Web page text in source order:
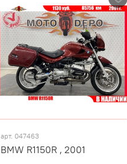
арт. 047463
BMW R1150R , 2001